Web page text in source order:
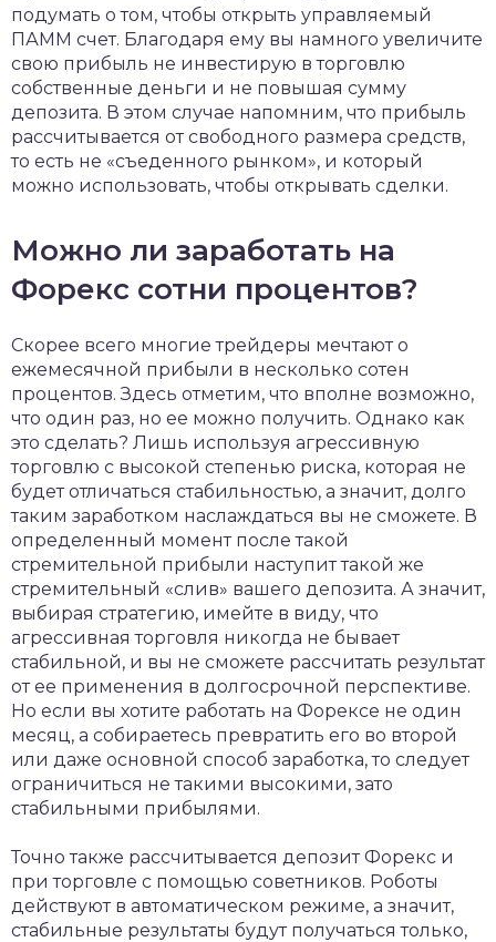
подумать о том, чтобы открыть управляемый
ПАММ счет. Благодаря ему вы намного увеличите
свою прибыль не инвестирую в торговлю
собственные деньги и не повышая сумму
депозита. В этом случае напомним, что прибыль
рассчитывается от свободного размера средств,
то есть не «съеденного рынком», и который
можно использовать, чтобы открывать сделки.
Можно ли заработать на
Форекс сотни процентов?
Скорее всего многие трейдеры мечтают о
ежемесячной прибыли в несколько сотен
процентов. Здесь отметим, что вполне возможно,
что один раз, но ее можно получить. Однако как
это сделать? Лишь используя агрессивную
торговлю с высокой степенью риска, которая не
будет отличаться стабильностью, а значит, долго
таким заработком наслаждаться вы не сможете. В
определенный момент после такой
стремительной прибыли наступит такой же
стремительный «слив» вашего депозита. А значит,
выбирая стратегию, имейте в виду, что
агрессивная торговля никогда не бывает
стабильной, и вы не сможете рассчитать результат
от ее применения в долгосрочной перспективе.
Но если вы хотите работать на Форексе не один
месяц, а собираетесь превратить его во второй
или даже основной способ заработка, то следует
ограничиться не такими высокими, зато
стабильными прибылями.
Точно также рассчитывается депозит Форекс и
при торговле с помощью советников. Роботы
действуют в автоматическом режиме, а значит,
стабильные результаты будут получаться только,